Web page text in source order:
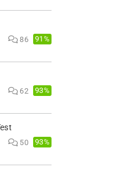
86 91%
62 93%
50 93%